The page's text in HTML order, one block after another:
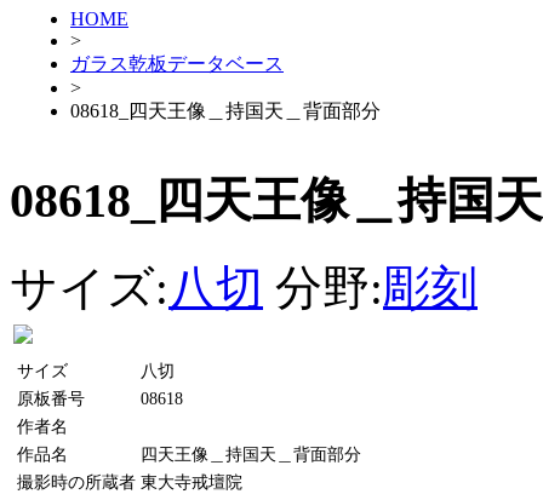
HOME
>
ガラス乾板データベース
>
08618_四天王像＿持国天＿背面部分
08618_四天王像＿持国
サイズ:八切 分野:彫刻
サイズ
八切
原板番号
08618
作者名
作品名
四天王像＿持国天＿背面部分
撮影時の所蔵者 東大寺戒壇院